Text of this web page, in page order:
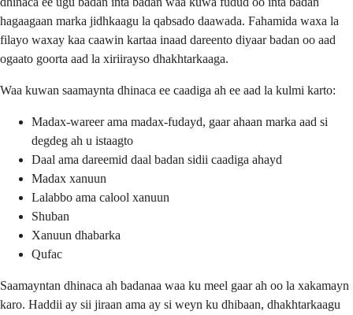
hagaagaan marka jidhkaagu la qabsado daawada. Fahamida waxa la
filayo waxay kaa caawin kartaa inaad dareento diyaar badan oo aad
ogaato goorta aad la xiriirayso dhakhtarkaaga.
Waa kuwan saamaynta dhinaca ee caadiga ah ee aad la kulmi karto:
Madax-wareer ama madax-fudayd, gaar ahaan marka aad si
degdeg ah u istaagto
Daal ama dareemid daal badan sidii caadiga ahayd
Madax xanuun
Lalabbo ama calool xanuun
Shuban
Xanuun dhabarka
Qufac
Saamayntan dhinaca ah badanaa waa ku meel gaar ah oo la xakamayn
karo. Haddii ay sii jiraan ama ay si weyn ku dhibaan, dhakhtarkaagu